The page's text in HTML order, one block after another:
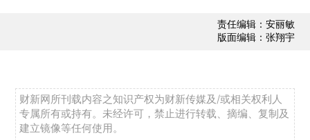
责任编辑：安丽敏
版面编辑：张翔宇
财新网所刊载内容之知识产权为财新传媒及/或相关权利人
专属所有或持有。未经许可，禁止进行转载、摘编、复制及
建立镜像等任何使用。